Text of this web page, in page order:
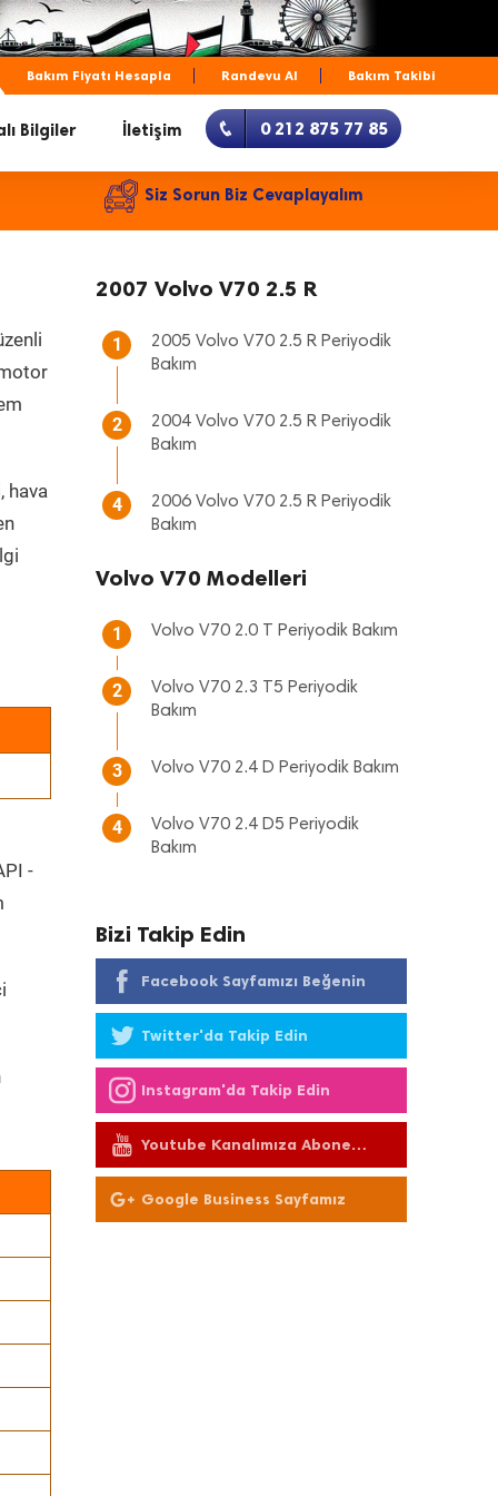
Bakım Fiyatı Hesapla Randevu Al Bakım Takibi
Bilgiler İletişim 0 212 875 77 85
Siz Sorun Biz Cevaplayalım
hava
-
2007 Volvo V70 2.5 R
1
2005 Volvo V70 2.5 R Periyodik
Bakım
2
2004 Volvo V70 2.5 R Periyodik
Bakım
4
2006 Volvo V70 2.5 R Periyodik
Bakım
Volvo V70 Modelleri
1 Volvo V70 2.0 T Periyodik Bakım
2
Volvo V70 2.3 T5 Periyodik
Bakım
3 Volvo V70 2.4 D Periyodik Bakım
4
Volvo V70 2.4 D5 Periyodik
Bakım
Bizi Takip Edin
Facebook Sayfamızı Beğenin
Twitter'da Takip Edin
Instagram'da Takip Edin
Youtube Kanalımıza Abone
Olun
Google Business Sayfamız